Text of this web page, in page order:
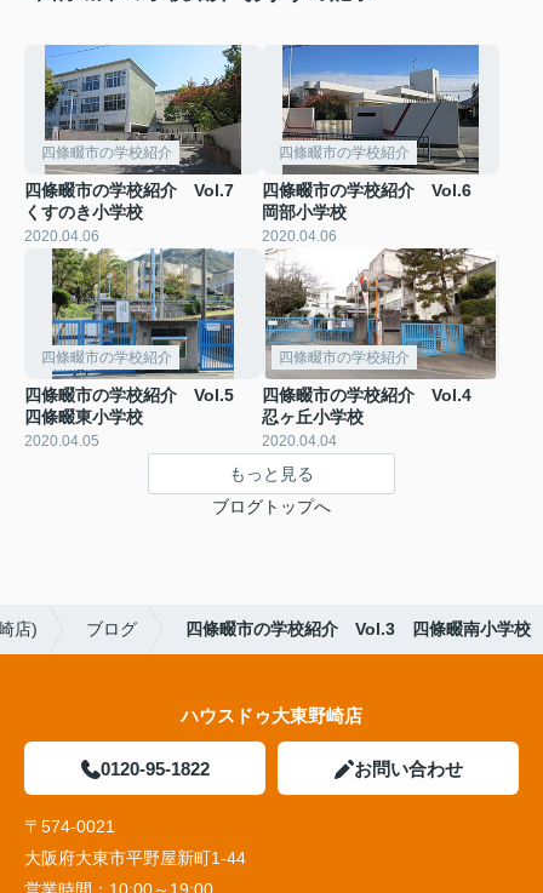
四條畷市の学校紹介
四條畷市の学校紹介 Vol.7
くすのき小学校
2020.04.06
四條畷市の学校紹介
四條畷市の学校紹介 Vol.6
岡部小学校
2020.04.06
四條畷市の学校紹介
四條畷市の学校紹介 Vol.5
四條畷東小学校
2020.04.05
四條畷市の学校紹介
四條畷市の学校紹介 Vol.4
忍ヶ丘小学校
2020.04.04
もっと見る
ブログトップへ
店) ブログ 四條畷市の学校紹介 Vol.3 四條畷南小学校
ハウスドゥ大東野崎店
0120-95-1822 お問い合わせ
〒574-0021
大阪府大東市平野屋新町1-44
営業時間： 10:00～19:00